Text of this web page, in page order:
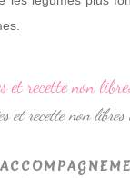
et recette non